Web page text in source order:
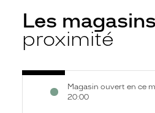
Les
proximité
Opticien
Chambray-Magasin ouvert en ce
20:00
Voir